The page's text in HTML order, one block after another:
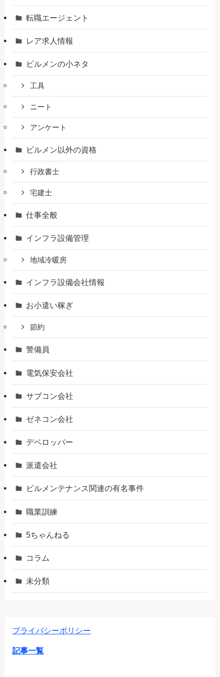
転職エージェント
レア求人情報
ビルメンの小ネタ
工具
ニート
アンケート
ビルメン以外の資格
行政書士
宅建士
仕事全般
インフラ設備管理
地域冷暖房
インフラ設備会社情報
お小遣い稼ぎ
節約
警備員
電気保安会社
サブコン会社
ゼネコン会社
デベロッパー
派遣会社
ビルメンテナンス関連の有名事件
職業訓練
5ちゃんねる
コラム
未分類
プライバシーポリシー
記事一覧